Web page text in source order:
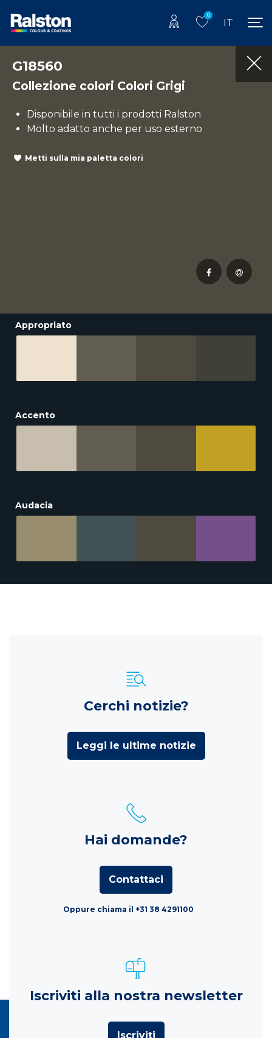
0
IT
G18560
Collezione colori Colori Grigi
Disponibile in tutti i prodotti Ralston
Molto adatto anche per uso esterno
Metti sulla mia paletta colori
Appropriato
Accento
Audacia
Cerchi notizie?
Leggi le ultime notizie
Hai domande?
Contattaci
Oppure chiama il +31 38 4291100
Iscriviti alla nostra newsletter
Iscriviti